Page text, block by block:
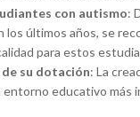
con autismo:
últimos años, se
para estos
su dotación: La
educativo más